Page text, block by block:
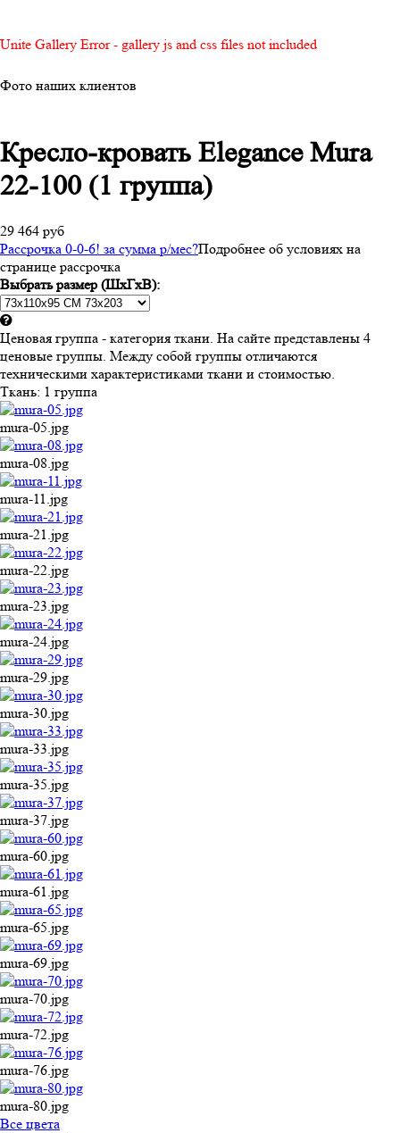
Unite Gallery Error - gallery js and css files not included
Фото наших клиентов
Кресло-кровать Elegance Mura
22-100 (1 группа)
29 464 руб
Рассрочка 0-0-6! за сумма р/мес?Подробнее об условиях на
странице рассрочка
Выбрать размер (ШхГхВ):
Ценовая группа - категория ткани. На сайте представлены 4
ценовые группы. Между собой группы отличаются
техническими характеристиками ткани и стоимостью.
Ткань: 1 группа
mura-05.jpg
mura-08.jpg
mura-11.jpg
mura-21.jpg
mura-22.jpg
mura-23.jpg
mura-24.jpg
mura-29.jpg
mura-30.jpg
mura-33.jpg
mura-35.jpg
mura-37.jpg
mura-60.jpg
mura-61.jpg
mura-65.jpg
mura-69.jpg
mura-70.jpg
mura-72.jpg
mura-76.jpg
mura-80.jpg
Все цвета